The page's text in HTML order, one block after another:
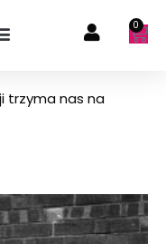
0
trzyma nas na